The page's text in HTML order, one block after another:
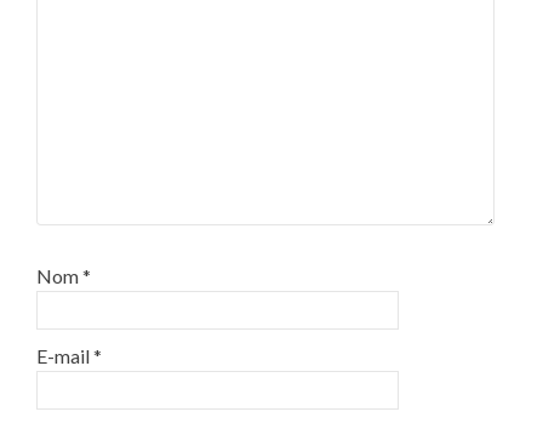
Nom*
E-mail*